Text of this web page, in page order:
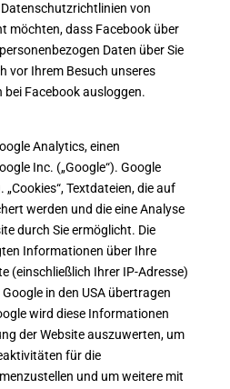
von
möchten, dass Facebook über
Daten über Sie
vor Ihrem Besuch unseres
Facebook ausloggen.
Analytics, einen
Inc. („Google“). Google
Textdateien, die auf
werden und die eine Analyse
durch Sie ermöglicht. Die
Informationen über Ihre
(einschließlich Ihrer IP-Adresse)
in den USA übertragen
wird diese Informationen
der Website auszuwerten, um
für die
und um weitere mit